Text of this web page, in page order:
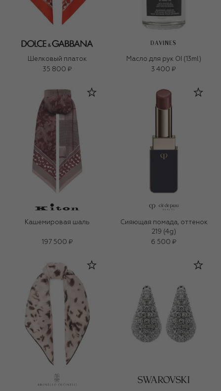
Шелковый платок
35 800 ₽
DAVINES
Масло для рук OI (13ml)
3 400 ₽
Кашемировая шаль
197 500 ₽
Сияющая помада, оттенок
219 (4g)
6 500 ₽